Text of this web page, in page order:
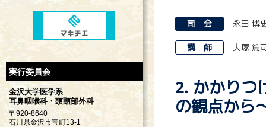
実行委員会
金沢大学医学系
耳鼻咽喉科・頭頸部外科
〒920-8640
石川県金沢市宝町13-1
司 会 永田 博
講 師 大塚 篤
2. かかりつ
の観点から